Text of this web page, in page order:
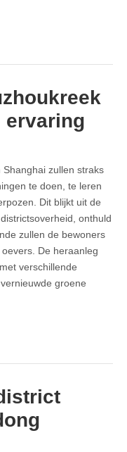
ervaring
zullen straks
te doen, te leren
Dit blijkt uit de
onthuld
zullen de bewoners
De heraanleg
verschillende
groene